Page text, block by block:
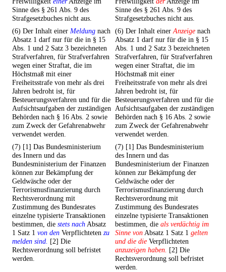
Sinne des § 261 Abs. 9 des
Strafgesetzbuches nicht aus.
Sinne des § 261 Abs. 9 des
Strafgesetzbuches nicht aus.
(6) Der Inhalt einer Meldung nach
Absatz 1 darf nur für die in § 15
Abs. 1 und 2 Satz 3 bezeichneten
Strafverfahren, für Strafverfahren
wegen einer Straftat, die im
Höchstmaß mit einer
Freiheitsstrafe von mehr als drei
Jahren bedroht ist, für
Besteuerungsverfahren und für die
Aufsichtsaufgaben der zuständigen
Behörden nach § 16 Abs. 2 sowie
zum Zweck der Gefahrenabwehr
verwendet werden.
(6) Der Inhalt einerAnzeige nach
Absatz 1 darf nur für die in § 15
Abs. 1 und 2 Satz 3 bezeichneten
Strafverfahren, für Strafverfahren
wegen einer Straftat, die im
Höchstmaß mit einer
Freiheitsstrafe von mehr als drei
Jahren bedroht ist, für
Besteuerungsverfahren und für die
Aufsichtsaufgaben der zuständigen
Behörden nach § 16 Abs. 2 sowie
zum Zweck der Gefahrenabwehr
verwendet werden.
(7) [1] Das Bundesministerium
des Innern und das
Bundesministerium der Finanzen
können zur Bekämpfung der
Geldwäsche oder der
Terrorismusfinanzierung durch
Rechtsverordnung mit
Zustimmung des Bundesrates
einzelne typisierte Transaktionen
bestimmen, die stets nachAbsatz
1 Satz 1 von den Verpflichteten zu
melden sind. [2] Die
Rechtsverordnung soll befristet
werden.
(7) [1] Das Bundesministerium
des Innern und das
Bundesministerium der Finanzen
können zur Bekämpfung der
Geldwäsche oder der
Terrorismusfinanzierung durch
Rechtsverordnung mit
Zustimmung des Bundesrates
einzelne typisierte Transaktionen
bestimmen, die als verdächtig im
Sinne vonAbsatz 1 Satz 1 gelten
und die die Verpflichteten
anzuzeigen haben. [2] Die
Rechtsverordnung soll befristet
werden.